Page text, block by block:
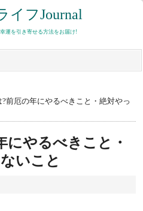
イフJournal
運を引き寄せる方法をお届け!
?前厄の年にやるべきこと・絶対やっ
にやるべきこと・
いこと